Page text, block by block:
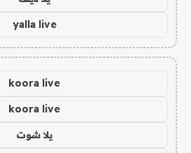
yalla live
koora live
koora live
يلا شوت